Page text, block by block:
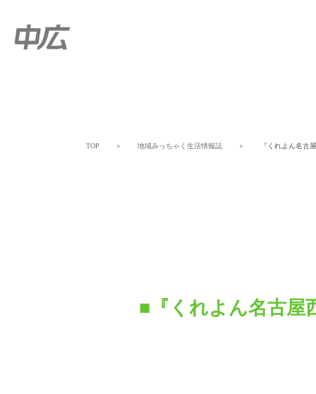
TOP ＞ 地域みっちゃく生活情報誌 ＞ 『くれよん名古
■『くれよん名古屋